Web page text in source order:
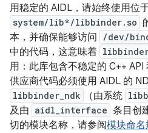
用稳定的 AIDL，请始终使用位
system/lib*/libbinder.so
本，并确保能够访问
/dev/
中的代码，这意味着
用：此库包含不稳定的 C++
供应商代码必须使用 AIDL 的
libbinder_ndk （由系统
及由 aidl_interface 条目创
切的模块名称，请参阅模块命名